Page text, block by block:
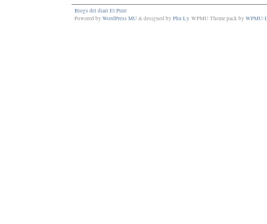
Blogs del diari El Punt
Powered by WordPress MU & designed by Phu Ly. WPMU Theme pack by WPMU-